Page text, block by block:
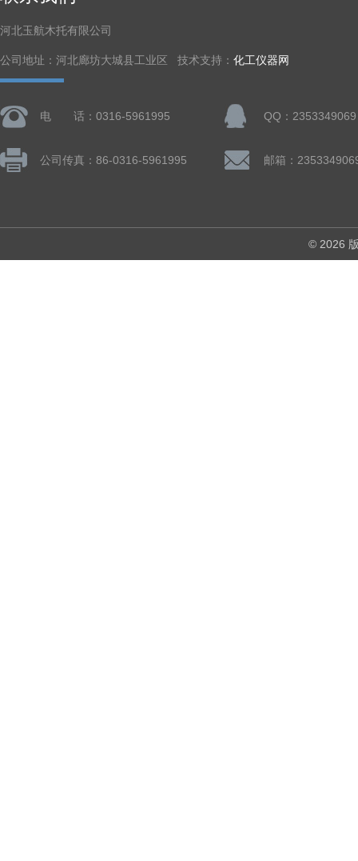
河北玉航木托有限公司
公司地址：河北廊坊大城县工业区 技术支持： 化工仪器网
电 话：0316-5961995 QQ：2353349069
公司传真：86-0316-5961995 邮箱：
© 2026